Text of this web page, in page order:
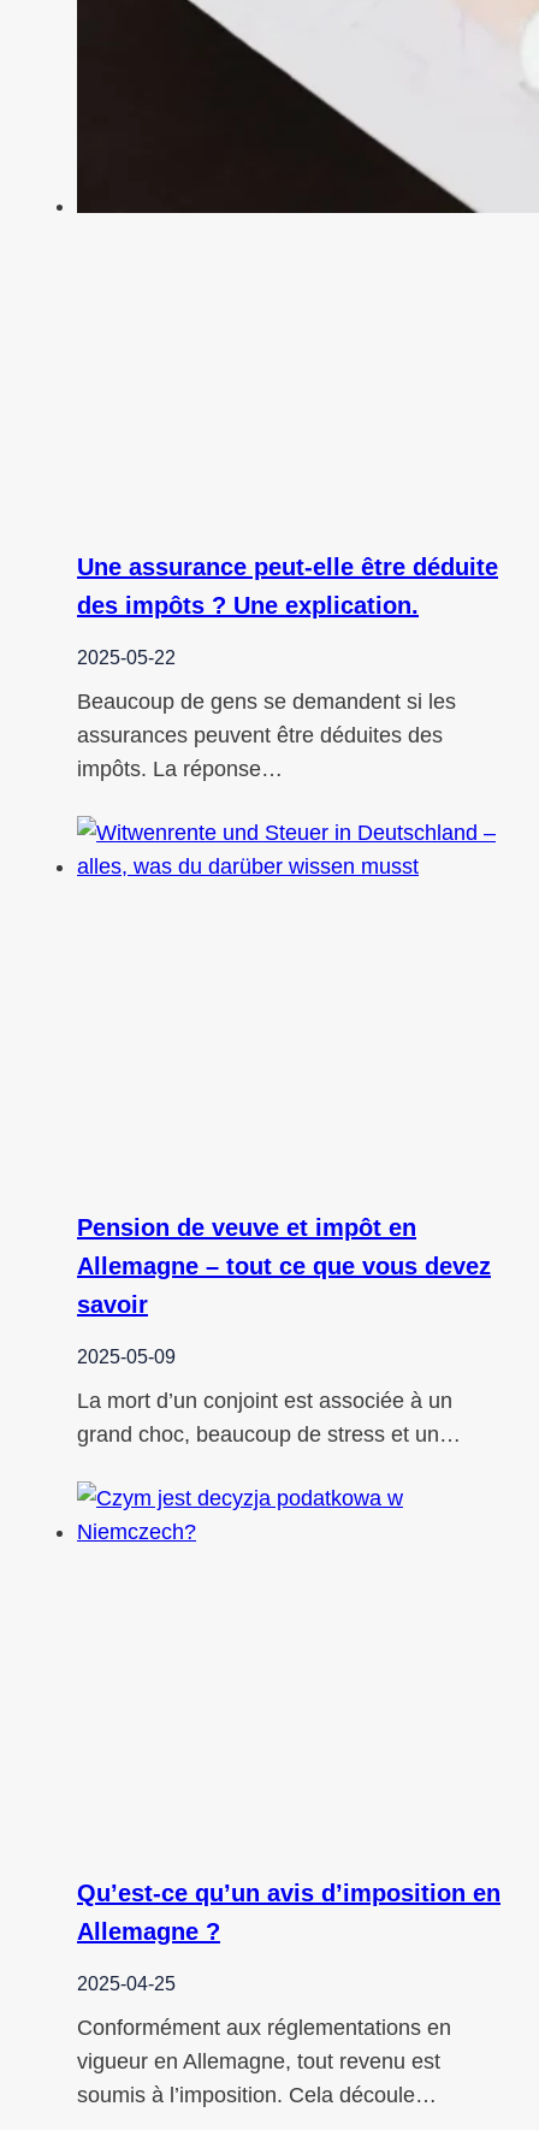
Une assurance peut-elle être déduite
des impôts ? Une explication.
2025-05-22
Beaucoup de gens se demandent si les
assurances peuvent être déduites des
impôts. La réponse…
Pension de veuve et impôt en
Allemagne – tout ce que vous devez
savoir
2025-05-09
La mort d’un conjoint est associée à un
grand choc, beaucoup de stress et un…
Qu’est-ce qu’un avis d’imposition en
Allemagne ?
2025-04-25
Conformément aux réglementations en
vigueur en Allemagne, tout revenu est
soumis à l’imposition. Cela découle…